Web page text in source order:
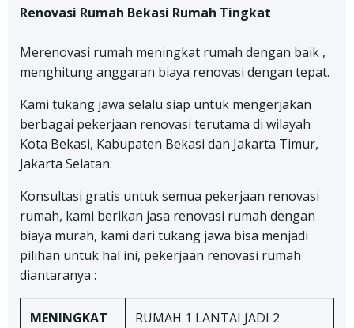
Renovasi Rumah Bekasi Rumah Tingkat
Merenovasi rumah meningkat rumah dengan baik ,
menghitung anggaran biaya renovasi dengan tepat.
Kami tukang jawa selalu siap untuk mengerjakan
berbagai pekerjaan renovasi terutama di wilayah
Kota Bekasi, Kabupaten Bekasi dan Jakarta Timur,
Jakarta Selatan.
Konsultasi gratis untuk semua pekerjaan renovasi
rumah, kami berikan jasa renovasi rumah dengan
biaya murah, kami dari tukang jawa bisa menjadi
pilihan untuk hal ini, pekerjaan renovasi rumah
diantaranya :
MENINGKAT
RUMAH 1 LANTAI JADI 2